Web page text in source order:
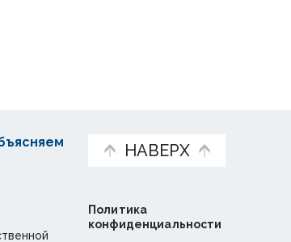
НАВЕРХ
Политика
конфиденциальности